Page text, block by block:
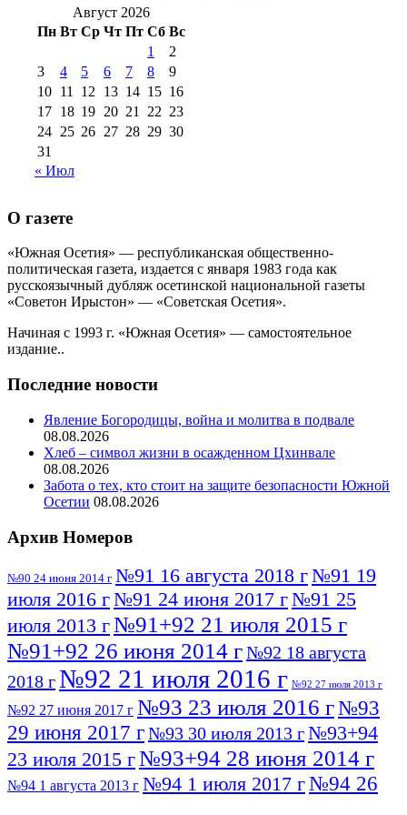
2016 г(12) №99 8 июля 2014 г
августа 2012 г(11)
августа 2013 г
(12)
Август 2026
Пн Вт Ср Чт Пт Сб Вс
1
2
3
4 5 6 7 8
9
10 11 12 13 14 15 16
17 18 19 20 21 22 23
24 25 26 27 28 29 30
31
« Июл
О газете
«Южная Осетия» — республиканская общественно-
политическая газета, издается с января 1983 года как
русскоязычный дубляж осетинской национальной газеты
«Советон Ирыстон» — «Советская Осетия».
Начиная с 1993 г. «Южная Осетия» — самостоятельное
издание..
Последние новости
Явление Богородицы, война и молитва в подвале
08.08.2026
Хлеб – символ жизни в осажденном Цхинвале
08.08.2026
Забота о тех, кто стоит на защите безопасности Южной
Осетии 08.08.2026
Архив Номеров
№90 24 июня 2014 г №91 16 августа 2018 г№91 19
июля 2016 г№91 24 июня 2017 г№91 25
июля 2013 г№91+92 21 июля 2015 г
№91+92 26 июня 2014 г№92 18 августа
2018 г№92 21 июля 2016 г №92 27 июля 2013 г
№92 27 июня 2017 г №93 23 июля 2016 г№93
29 июня 2017 г№93 30 июля 2013 г№93+94
23 июля 2015 г№93+94 28 июня 2014 г
№94 1 августа 2013 г №94 1 июля 2017 г№94 26